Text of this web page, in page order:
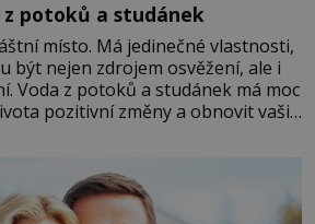
z potoků a studánek
místo. Má jedinečné vlastnosti,
být nejen zdrojem osvěžení, ale i
Voda z potoků a studánek má moc
pozitivní změny a obnovit vaši
a přinést do svého života
Je důležité